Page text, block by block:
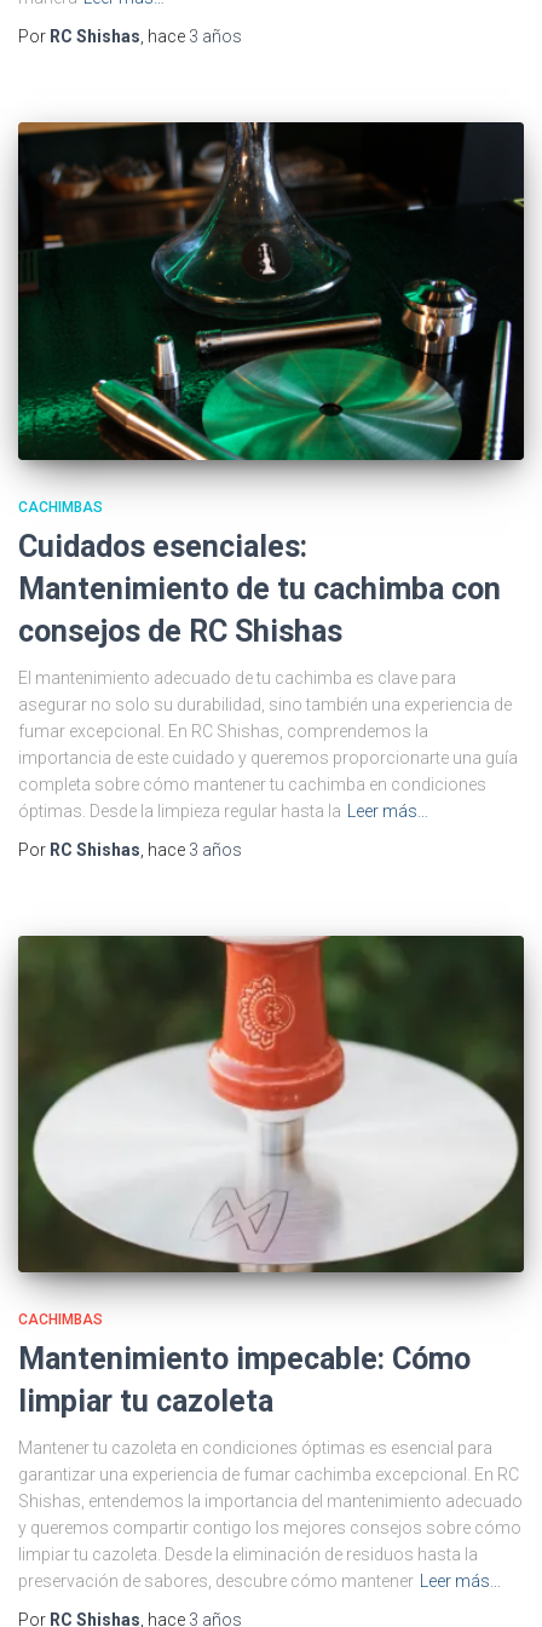
Por RC Shishas , hace 3 años
CACHIMBAS
Cuidados esenciales:
Mantenimiento de tu cachimba con
consejos de RC Shishas
El mantenimiento adecuado de tu cachimba es clave para
asegurar no solo su durabilidad, sino también una experiencia de
fumar excepcional. En RC Shishas, comprendemos la
importancia de este cuidado y queremos proporcionarte una guía
completa sobre cómo mantener tu cachimba en condiciones
óptimas. Desde la limpieza regular hasta la
Leer más…
Por RC Shishas , hace 3 años
CACHIMBAS
Mantenimiento impecable: Cómo
limpiar tu cazoleta
Mantener tu cazoleta en condiciones óptimas es esencial para
garantizar una experiencia de fumar cachimba excepcional. En RC
Shishas, entendemos la importancia del mantenimiento adecuado
y queremos compartir contigo los mejores consejos sobre cómo
limpiar tu cazoleta. Desde la eliminación de residuos hasta la
preservación de sabores, descubre cómo mantener Leer más…
Por RC Shishas, hace 3 años